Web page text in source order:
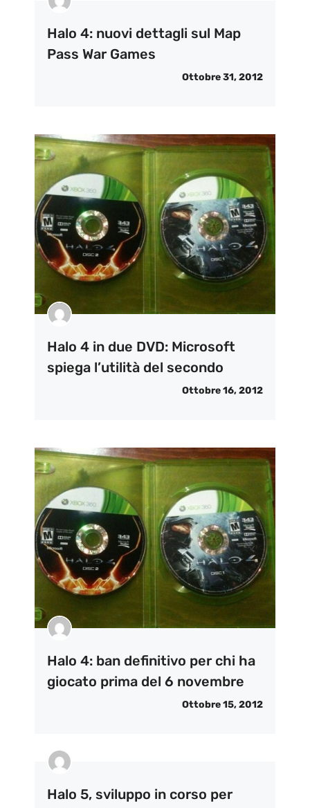
Halo 4: nuovi dettagli sul Map
Pass War Games
Ottobre 31, 2012
Halo 4 in due DVD: Microsoft
spiega l’utilità del secondo
Ottobre 16, 2012
Halo 4: ban definitivo per chi ha
giocato prima del 6 novembre
Ottobre 15, 2012
Halo 5, sviluppo in corso per